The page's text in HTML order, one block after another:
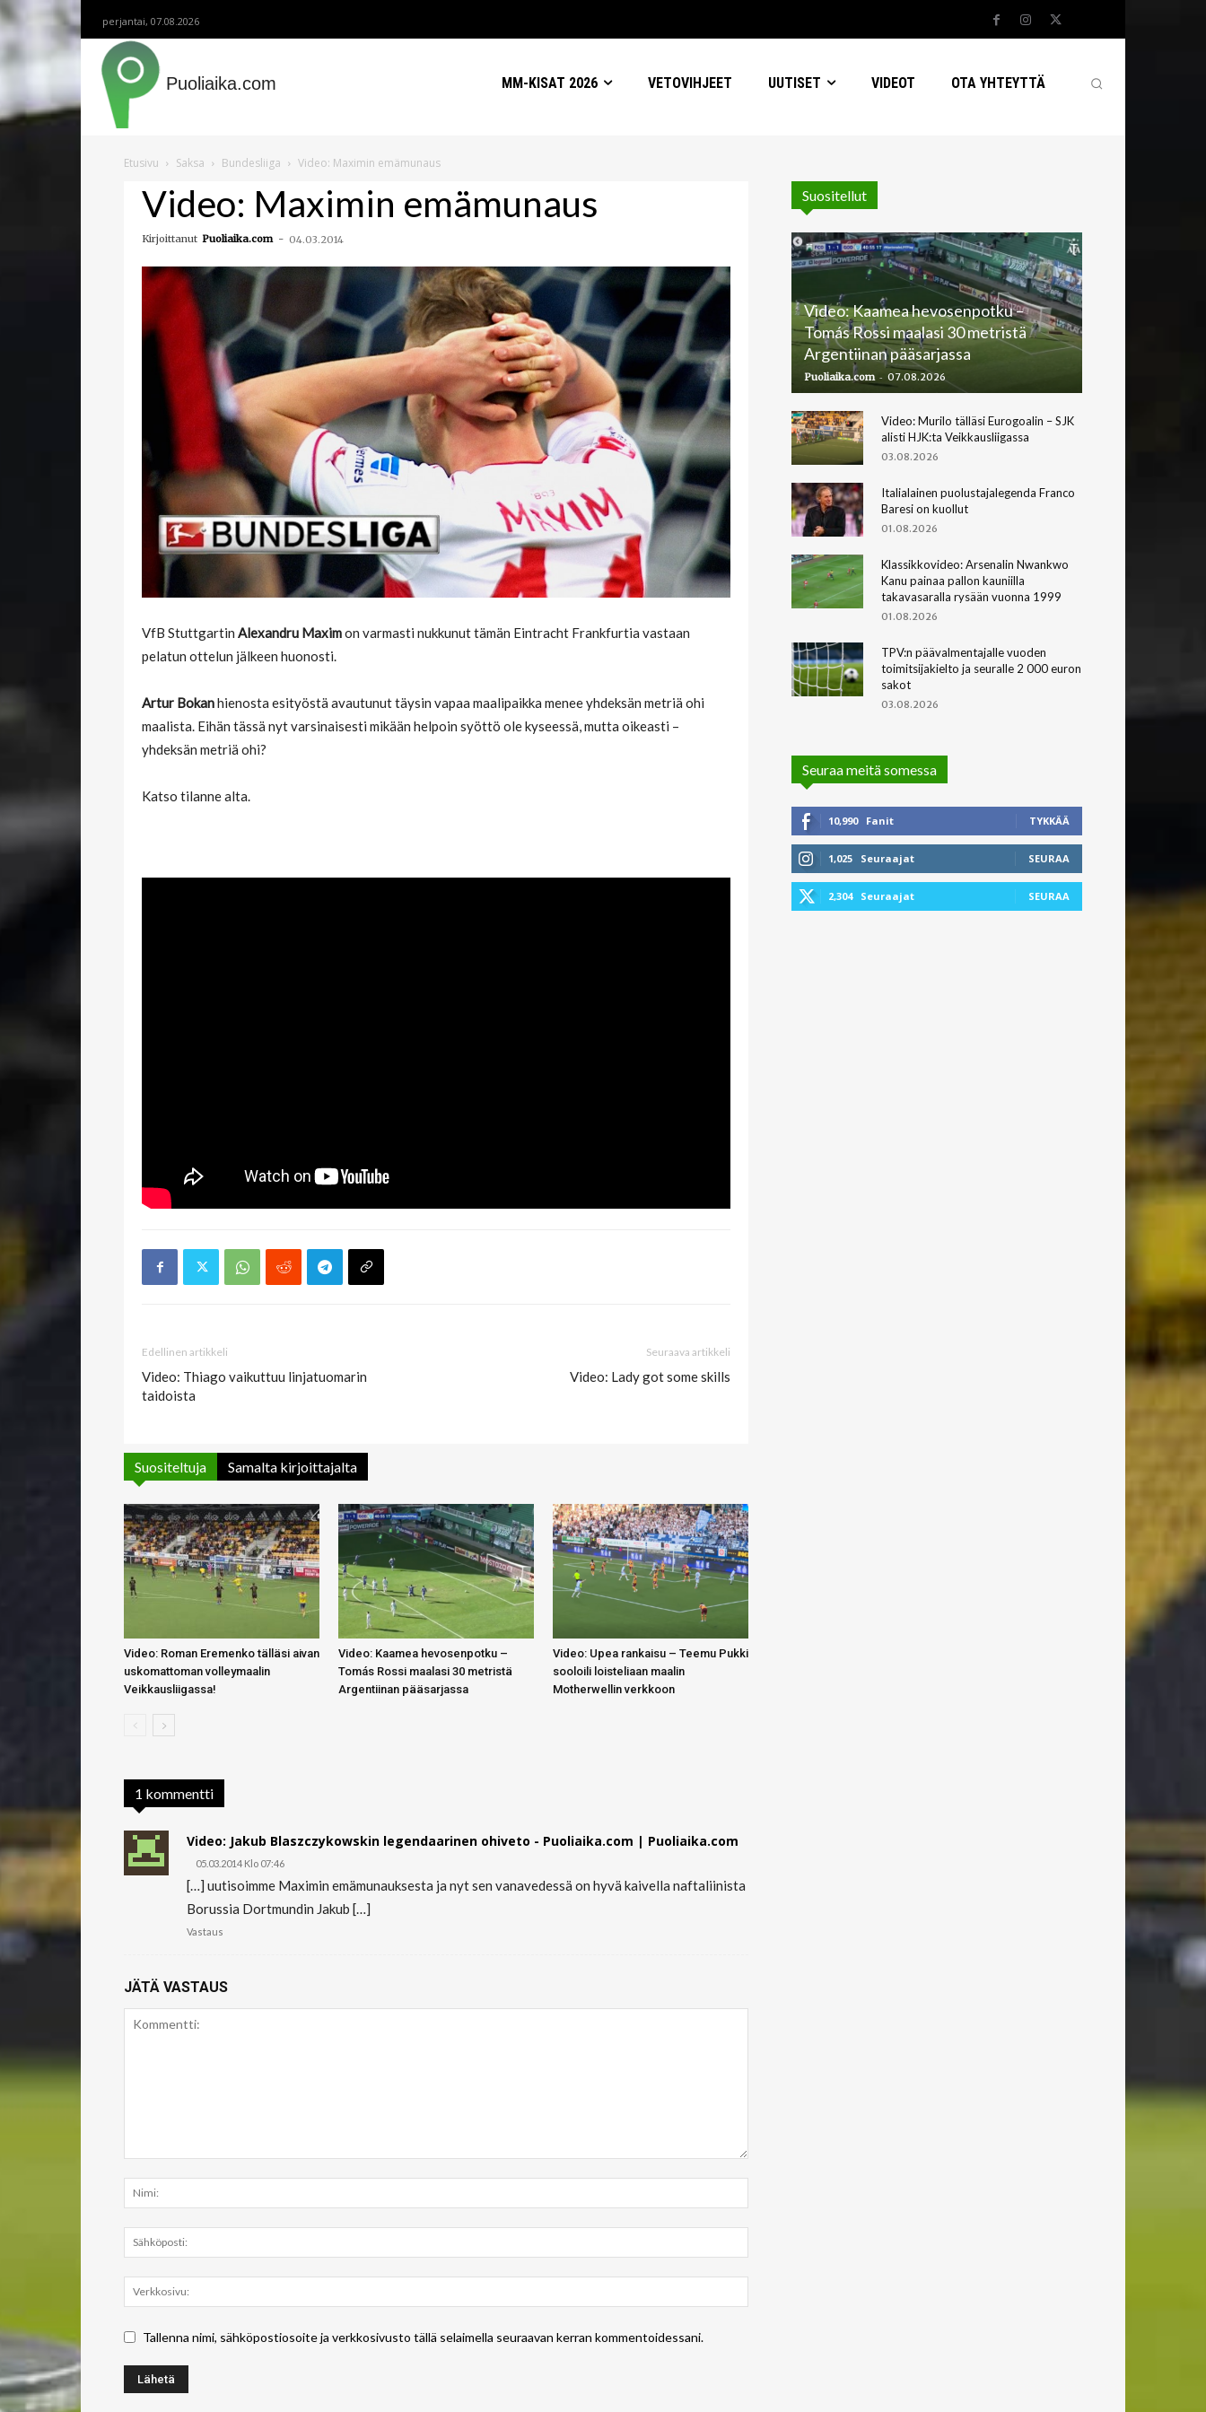
perjantai, 07.08.2026
Puoliaika.com MM-KISAT 2026 VETOVIHJEET UUTISET VIDEOT OTA YHTEYTTÄ
Etusivu Saksa Bundesliiga Video: Maximin emämunaus
Video: Maximin emämunaus
Kirjoittanut Puoliaika.com - 04.03.2014
VfB Stuttgartin Alexandru Maximon varmasti nukkunut tämän Eintracht Frankfurtia vastaan
pelatun ottelun jälkeen huonosti.
Artur Bokanhienosta esityöstä avautunut täysin vapaa maalipaikka menee yhdeksän metriä ohi
maalista. Eihän tässä nyt varsinaisesti mikään helpoin syöttö ole kyseessä, mutta oikeasti –
yhdeksän metriä ohi?
Katso tilanne alta.
Edellinen artikkeli
Video: Thiago vaikuttuu linjatuomarin
taidoista
Seuraava artikkeli
Video: Lady got some skills
Suositeltuja Samalta kirjoittajalta
Video: Roman Eremenko tälläsi aivan
uskomattoman volleymaalin
Veikkausliigassa!
Video: Kaamea hevosenpotku –
Tomás Rossi maalasi 30 metristä
Argentiinan pääsarjassa
Video: Upea rankaisu – Teemu Pukki
sooloili loisteliaan maalin
Motherwellin verkkoon
1 kommentti
Video: Jakub Blaszczykowskin legendaarinen ohiveto - Puoliaika.com | Puoliaika.com
05.03.2014 Klo 07:46
[…] uutisoimme Maximin emämunauksesta ja nyt sen vanavedessä on hyvä kaivella naftaliinista
Borussia Dortmundin Jakub […]
Vastaus
JÄTÄ VASTAUS
Tallenna nimi, sähköpostiosoite ja verkkosivusto tällä selaimella seuraavan kerran kommentoidessani.
Suositellut
Video: Kaamea hevosenpotku –
Tomás Rossi maalasi 30 metristä
Argentiinan pääsarjassa
Puoliaika.com - 07.08.2026
Video: Murilo tälläsi Eurogoalin – SJK
alisti HJK:ta Veikkausliigassa
03.08.2026
Italialainen puolustajalegenda Franco
Baresi on kuollut
01.08.2026
Klassikkovideo: Arsenalin Nwankwo
Kanu painaa pallon kauniilla
takavasaralla rysään vuonna 1999
01.08.2026
TPV:n päävalmentajalle vuoden
toimitsijakielto ja seuralle 2 000 euron
sakot
03.08.2026
Seuraa meitä somessa
10,990 Fanit TYKKÄÄ
1,025 Seuraajat SEURAA
2,304 Seuraajat SEURAA